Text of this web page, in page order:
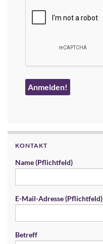
KONTAKT
Name (Pflichtfeld)
E-Mail-Adresse (Pflichtfeld)
Betreff